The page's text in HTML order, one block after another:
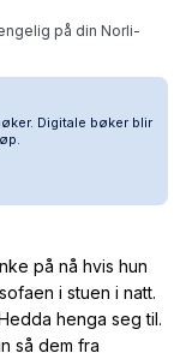
på din Norli-
Digitale bøker blir
på nå hvis hun
i stuen i natt.
henga seg til.
så dem fra